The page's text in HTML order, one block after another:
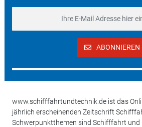
ABONNIEREN
www.schifffahrtundtechnik.de ist das
jährlich erscheinenden Zeitschrift
Schwerpunktthemen sind Schifffahrt